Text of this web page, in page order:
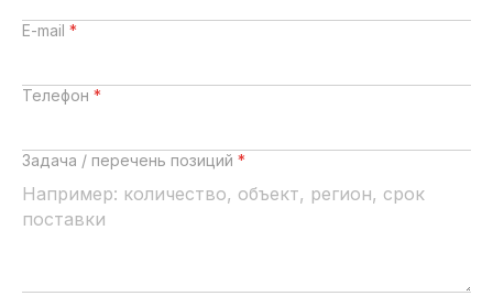
E-mail *
Телефон *
Задача / перечень позиций *